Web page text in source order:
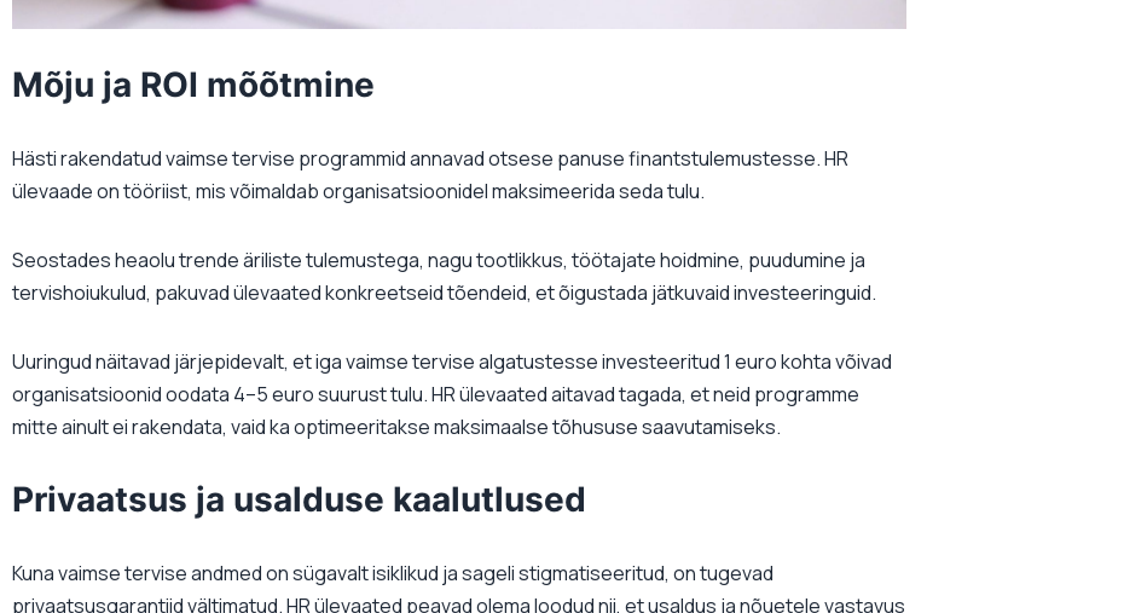
Mõju ja ROI mõõtmine
Hästi rakendatud vaimse tervise programmid annavad otsese panuse finantstulemustesse. HR
ülevaade on tööriist, mis võimaldab organisatsioonidel maksimeerida seda tulu.
Seostades heaolu trende äriliste tulemustega, nagu tootlikkus, töötajate hoidmine, puudumine ja
tervishoiukulud, pakuvad ülevaated konkreetseid tõendeid, et õigustada jätkuvaid investeeringuid.
Uuringud näitavad järjepidevalt, et iga vaimse tervise algatustesse investeeritud 1 euro kohta võivad
organisatsioonid oodata 4–5 euro suurust tulu. HR ülevaated aitavad tagada, et neid programme
mitte ainult ei rakendata, vaid ka optimeeritakse maksimaalse tõhususe saavutamiseks.
Privaatsus ja usalduse kaalutlused
Kuna vaimse tervise andmed on sügavalt isiklikud ja sageli stigmatiseeritud, on tugevad
privaatsusgarantiid vältimatud. HR ülevaated peavad olema loodud nii, et usaldus ja nõuetele vastavus